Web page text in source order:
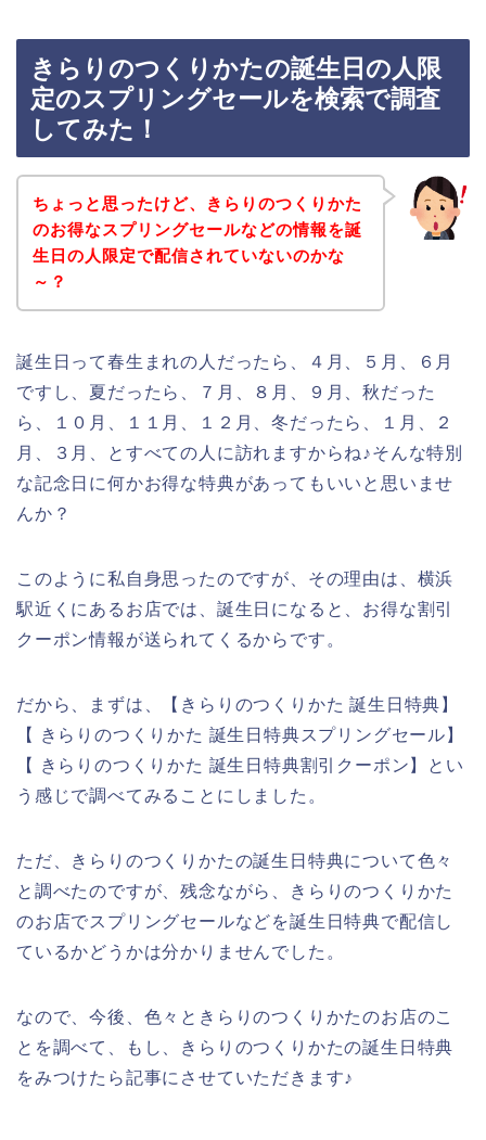
きらりのつくりかたの誕生日の人限
定のスプリングセールを検索で調査
してみた！
ちょっと思ったけど、きらりのつくりかた
のお得なスプリングセールなどの情報を誕
生日の人限定で配信されていないのかな
～？
誕生日って春生まれの人だったら、４月、５月、６月
ですし、夏だったら、７月、８月、９月、秋だった
ら、１０月、１１月、１２月、冬だったら、１月、２
月、３月、とすべての人に訪れますからね♪そんな特別
な記念日に何かお得な特典があってもいいと思いませ
んか？
このように私自身思ったのですが、その理由は、横浜
駅近くにあるお店では、誕生日になると、お得な割引
クーポン情報が送られてくるからです。
だから、まずは、【きらりのつくりかた 誕生日特典】
【 きらりのつくりかた 誕生日特典スプリングセール】
【 きらりのつくりかた 誕生日特典割引クーポン】とい
う感じで調べてみることにしました。
ただ、きらりのつくりかたの誕生日特典について色々
と調べたのですが、残念ながら、きらりのつくりかた
のお店でスプリングセールなどを誕生日特典で配信し
ているかどうかは分かりませんでした。
なので、今後、色々ときらりのつくりかたのお店のこ
とを調べて、もし、きらりのつくりかたの誕生日特典
をみつけたら記事にさせていただきます♪